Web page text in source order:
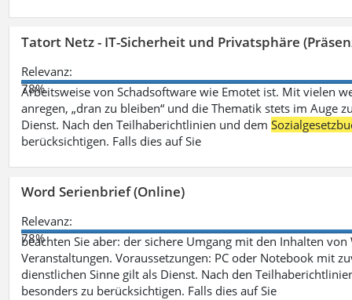
Tatort Netz - IT-Sicherheit und Privatsphäre
Relevanz:
78%
Arbeitsweise von Schadsoftware wie Emotet ist. Mit vielen
anregen, „dran zu bleiben“ und die Thematik stets im
Dienst. Nach den Teilhaberichtlinien und dem
berücksichtigen. Falls dies auf Sie
Word Serienbrief (Online)
Relevanz:
78%
beachten Sie aber: der sichere Umgang mit den Inhalten
Veranstaltungen. Voraussetzungen: PC oder Notebook mit
dienstlichen Sinne gilt als Dienst. Nach den
besonders zu berücksichtigen. Falls dies auf Sie